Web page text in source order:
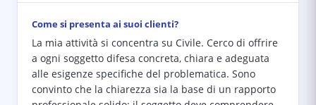
Come si presenta ai suoi clienti?
La mia attività si concentra su Civile. Cerco di offrire
a ogni soggetto difesa concreta, chiara e adeguata
alle esigenze specifiche del problematica. Sono
convinto che la chiarezza sia la base di un rapporto